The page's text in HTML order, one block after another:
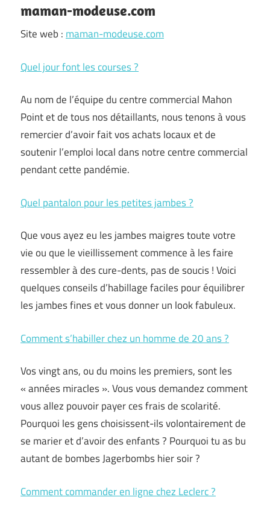
maman-modeuse.com
Site web : maman-modeuse.com
Quel jour font les courses ?
Au nom de l’équipe du centre commercial Mahon
Point et de tous nos détaillants, nous tenons à vous
remercier d’avoir fait vos achats locaux et de
soutenir l’emploi local dans notre centre commercial
pendant cette pandémie.
Quel pantalon pour les petites jambes ?
Que vous ayez eu les jambes maigres toute votre
vie ou que le vieillissement commence à les faire
ressembler à des cure-dents, pas de soucis ! Voici
quelques conseils d’habillage faciles pour équilibrer
les jambes fines et vous donner un look fabuleux.
Comment s’habiller chez un homme de 20 ans ?
Vos vingt ans, ou du moins les premiers, sont les
« années miracles ». Vous vous demandez comment
vous allez pouvoir payer ces frais de scolarité.
Pourquoi les gens choisissent-ils volontairement de
se marier et d’avoir des enfants ? Pourquoi tu as bu
autant de bombes Jagerbombs hier soir ?
Comment commander en ligne chez Leclerc ?